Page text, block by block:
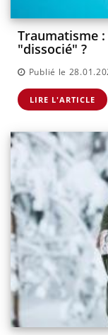
Traumatisme
"dissocié" ?
Publié le
LIRE L'ARTICLE